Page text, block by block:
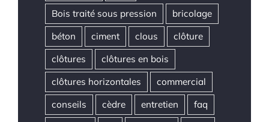
Bois traité sous pression
bricolage
béton
ciment clous
clôture
clôtures
clôtures en bois
clôtures horizontales
commercial
conseils
cèdre entretien
faq